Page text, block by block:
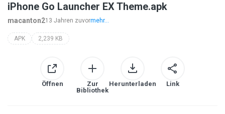
iPhone Go Launcher EX Theme.apk
macanton213 Jahren zuvormehr...
APK 2,239 KB
Öffnen
Zur
Bibliothek
Herunterladen Link